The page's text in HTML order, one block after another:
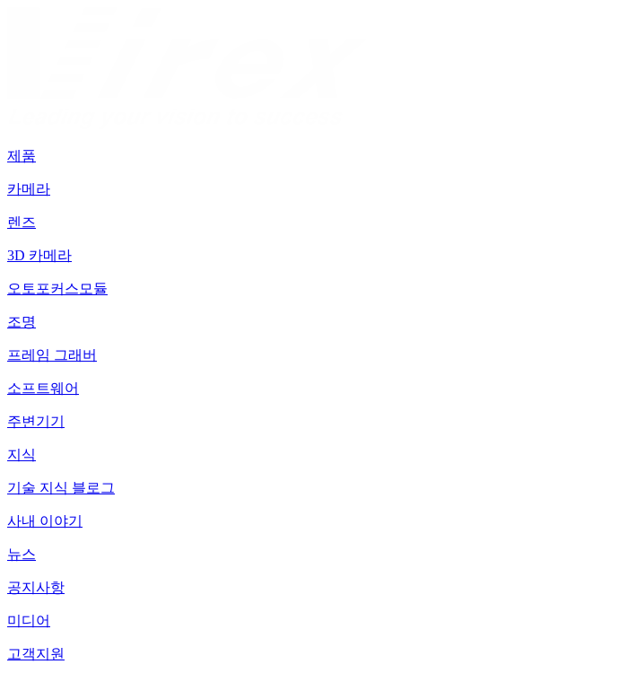
제품
카메라
렌즈
3D 카메라
오토포커스모듈
조명
프레임 그래버
소프트웨어
주변기기
지식
기술 지식 블로그
사내 이야기
뉴스
공지사항
미디어
고객지원